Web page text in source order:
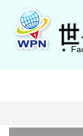
容